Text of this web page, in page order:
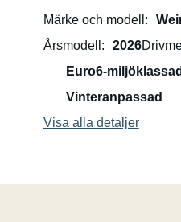
Märke och modell
Årsmodell
2026
Euro6-miljöklassad
Vinteranpassad
Visa alla detaljer